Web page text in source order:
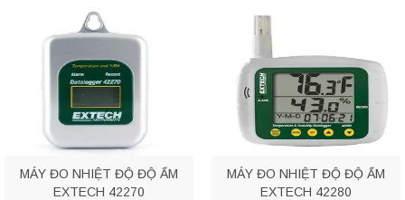
MÁY ĐO NHIỆT ĐỘ ĐỘ ẨM
EXTECH 42270
MÁY ĐO NHIỆT ĐỘ ĐỘ ẨM
EXTECH 42280